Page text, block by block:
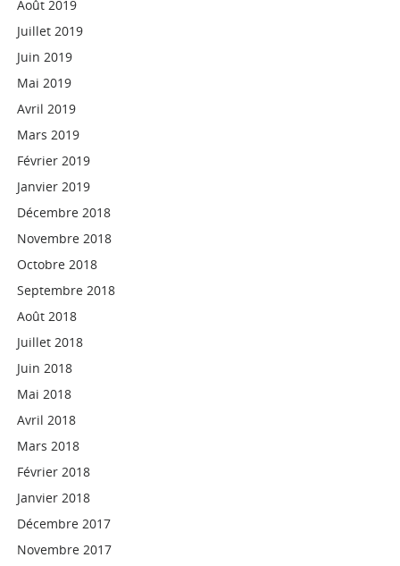
Août 2019
Juillet 2019
Juin 2019
Mai 2019
Avril 2019
Mars 2019
Février 2019
Janvier 2019
Décembre 2018
Novembre 2018
Octobre 2018
Septembre 2018
Août 2018
Juillet 2018
Juin 2018
Mai 2018
Avril 2018
Mars 2018
Février 2018
Janvier 2018
Décembre 2017
Novembre 2017